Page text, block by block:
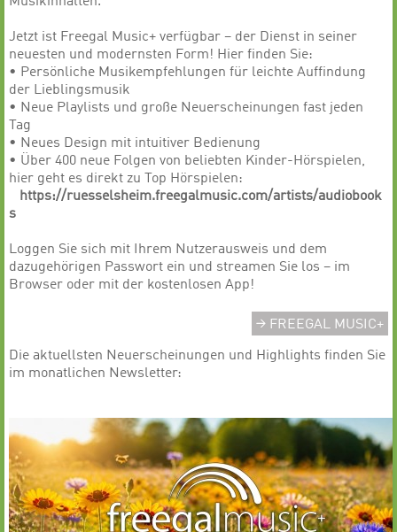
Jetzt ist Freegal Music+ verfügbar – der Dienst in seiner
neuesten und modernsten Form! Hier finden Sie:
• Persönliche Musikempfehlungen für leichte Auffindung
der Lieblingsmusik
• Neue Playlists und große Neuerscheinungen fast jeden
Tag
• Neues Design mit intuitiver Bedienung
• Über 400 neue Folgen von beliebten Kinder-Hörspielen,
hier geht es direkt zu Top Hörspielen:
https://ruesselsheim.freegalmusic.com/artists/audiobook
s
Loggen Sie sich mit Ihrem Nutzerausweis und dem
dazugehörigen Passwort ein und streamen Sie los – im
Browser oder mit der kostenlosen App!
FREEGAL MUSIC+
Die aktuellsten Neuerscheinungen und Highlights finden Sie
im monatlichen Newsletter: